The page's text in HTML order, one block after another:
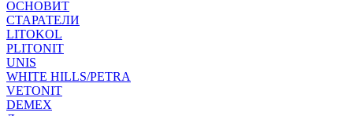
ОСНОВИТ
СТАРАТЕЛИ
LITOKOL
PLITONIT
UNIS
WHITE HILLS/PETRA
VETONIT
DEMEX